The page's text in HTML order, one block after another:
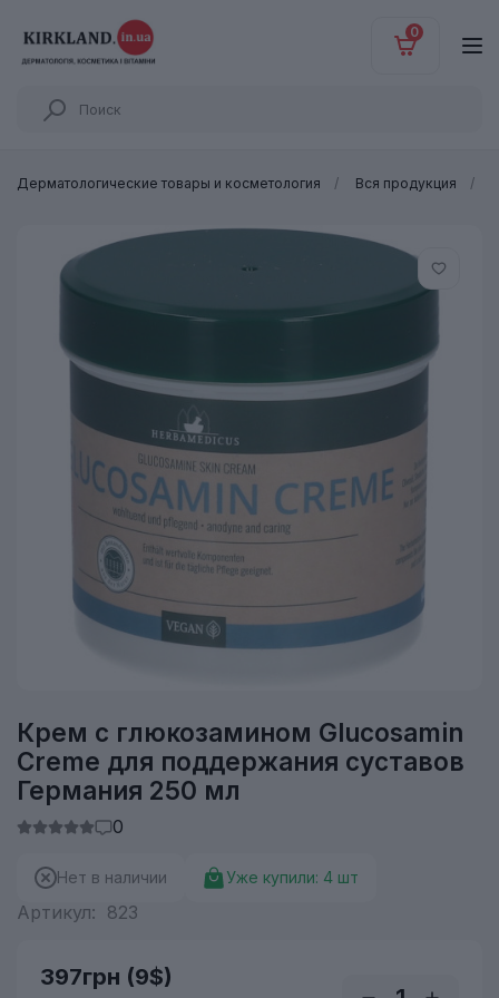
0
Дерматологические товары и косметология Вся продукция
Крем с глюкозамином Glucosamin
Creme для поддержания суставов
Германия 250 мл
0
Нет в наличии Уже купили: 4 шт
Артикул: 823
397грн (9$)